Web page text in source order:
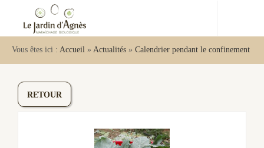
Vous êtes ici : Accueil » Actualités » Calendrier pendant le confinement
RETOUR